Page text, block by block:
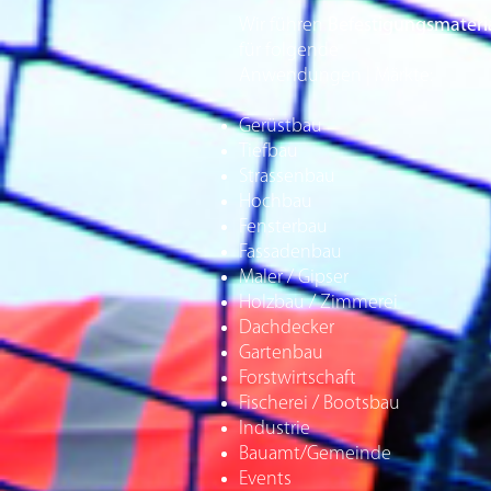
Wir führen
für folgende
Anwendungen | Märkte:
Gerüstbau
Tiefbau
Strassenbau
Hochbau
Fensterbau
Fassadenbau
Maler / Gipser
Holzbau / Zimmerei
Dachdecker
Gartenbau
Forstwirtschaft
Fischerei / Bootsbau
Industrie
Bauamt/Gemeinde
Events